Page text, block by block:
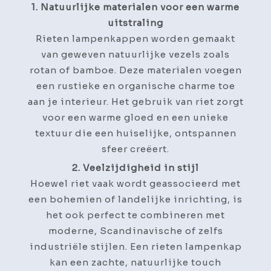
1. Natuurlijke materialen voor een warme
uitstraling
Rieten lampenkappen worden gemaakt
van geweven natuurlijke vezels zoals
rotan of bamboe. Deze materialen voegen
een rustieke en organische charme toe
aan je interieur. Het gebruik van riet zorgt
voor een warme gloed en een unieke
textuur die een huiselijke, ontspannen
sfeer creëert.
2. Veelzijdigheid in stijl
Hoewel riet vaak wordt geassocieerd met
een bohemien of landelijke inrichting, is
het ook perfect te combineren met
moderne, Scandinavische of zelfs
industriële stijlen. Een rieten lampenkap
kan een zachte, natuurlijke touch